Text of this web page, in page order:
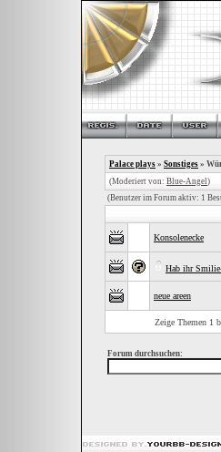
Palace plays » Sonstiges »
(Moderiert von: Blue-Angel)
(Benutzer im Forum aktiv: 1
Konsolenecke
Hab ihr
neue areen
Zeige Themen 1
Forum durchsuchen: